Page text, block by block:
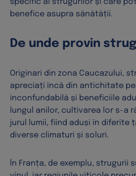
specific al strugurilor și care
benefice asupra sănătății.
De unde provin
Originari din zona Caucazului,
apreciați încă din antichitate
inconfundabilă și beneficiile
lungul anilor, cultivarea lor s-a
jurul lumii, fiind aduși în diferite
diverse climaturi și soluri.
În Franța, de exemplu, strugurii